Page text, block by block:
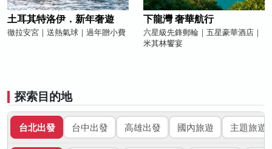
土耳其特洛伊．新年奢遊
徹拉安宮｜送熱氣球｜過年贈小費
下龍灣 奢華航行
六星級先鋒郵輪｜五星豪華酒店｜
米其林饗宴
探索目的地
台北出發 台中出發 高雄出發 國內旅遊 主題旅遊